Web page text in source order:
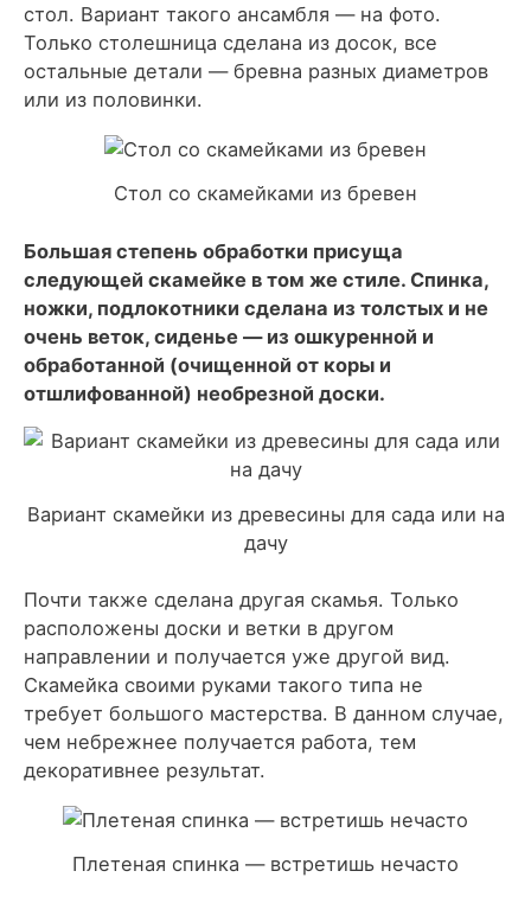
стол. Вариант такого ансамбля — на фото.
Только столешница сделана из досок, все
остальные детали — бревна разных диаметров
или из половинки.
Стол со скамейками из бревен
Большая степень обработки присуща
следующей скамейке в том же стиле. Спинка,
ножки, подлокотники сделана из толстых и не
очень веток, сиденье — из ошкуренной и
обработанной (очищенной от коры и
отшлифованной) необрезной доски.
Вариант скамейки из древесины для сада или на
дачу
Почти также сделана другая скамья. Только
расположены доски и ветки в другом
направлении и получается уже другой вид.
Скамейка своими руками такого типа не
требует большого мастерства. В данном случае,
чем небрежнее получается работа, тем
декоративнее результат.
Плетеная спинка — встретишь нечасто